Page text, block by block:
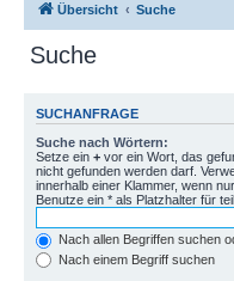
Übersicht Suche
Suche
SUCHANFRAGE
Suche nach Wörtern:
Setze ein + vor ein Wort, das
nicht gefunden werden darf.
innerhalb einer Klammer, wenn
Benutze ein * als Platzhalter für
Nach allen Begriffen suchen
Nach einem Begriff suchen